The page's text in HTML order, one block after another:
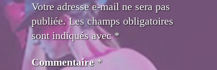
Votre adresse e-mail ne sera pas
publiée. Les champs obligatoires
sont indiqués avec*
Commentaire*